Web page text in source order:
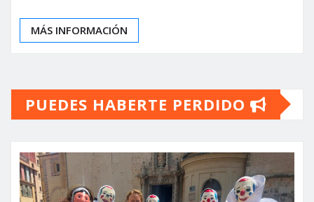
MÁS INFORMACIÓN
PUEDES HABERTE PERDIDO